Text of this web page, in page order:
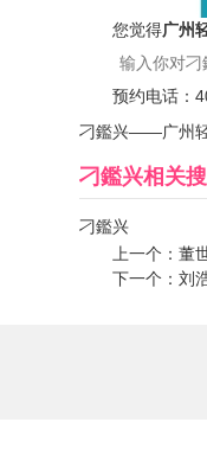
您觉得广州
预约电话：
刁鑑兴——广州轻
刁鑑兴相关
刁鑑兴
上一个：董
下一个：刘